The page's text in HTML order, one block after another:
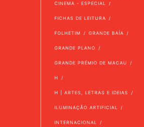
CINEMA - ESPECIAL
FICHAS DE LEITURA
FOLHETIM GRANDE BAÍA
GRANDE PLANO
GRANDE PRÉMIO DE MACAU
H
H | ARTES, LETRAS E IDEIAS
ILUMINAÇÃO ARTIFICIAL
INTERNACIONAL